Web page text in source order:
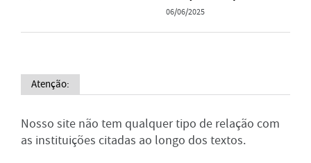
06/06/2025
Atenção:
Nosso site não tem qualquer tipo de relação com
as instituições citadas ao longo dos textos.